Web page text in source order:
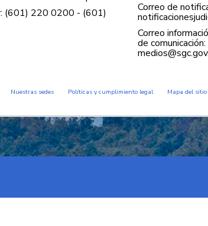
(601) 220 0200 - (601)
Correo de
Correo
de comunicación:
Nuestras sedes Políticas y cumplimiento legal Mapa del sitio